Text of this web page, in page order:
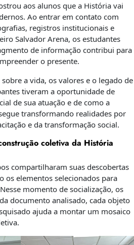
aos alunos que a História vai
Ao entrar em contato com
registros institucionais e
Salvador Arena, os estudantes
de informação contribui para
o presente.
a vida, os valores e o legado de
tiveram a oportunidade de
de sua atuação e de como a
transformando realidades por
e da transformação social.
coletiva da História
compartilharam suas descobertas
os elementos selecionados para
momento de socialização, os
documento analisado, cada objeto
ajuda a montar um mosaico